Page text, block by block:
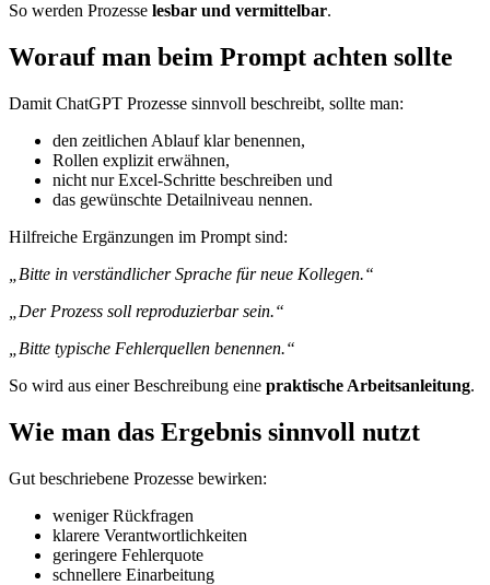
So werden Prozesse lesbar und vermittelbar.
Worauf man beim Prompt achten sollte
Damit ChatGPT Prozesse sinnvoll beschreibt, sollte man:
den zeitlichen Ablauf klar benennen,
Rollen explizit erwähnen,
nicht nur Excel-Schritte beschreiben und
das gewünschte Detailniveau nennen.
Hilfreiche Ergänzungen im Prompt sind:
„Bitte in verständlicher Sprache für neue Kollegen.“
„Der Prozess soll reproduzierbar sein.“
„Bitte typische Fehlerquellen benennen.“
So wird aus einer Beschreibung eine praktische Arbeitsanleitung.
Wie man das Ergebnis sinnvoll nutzt
Gut beschriebene Prozesse bewirken:
weniger Rückfragen
klarere Verantwortlichkeiten
geringere Fehlerquote
schnellere Einarbeitung